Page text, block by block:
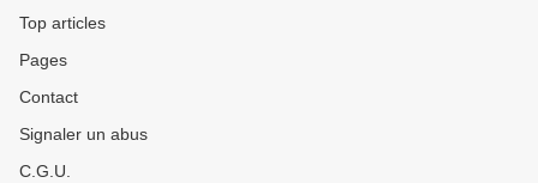
Top articles
Pages
Contact
Signaler un abus
C.G.U.